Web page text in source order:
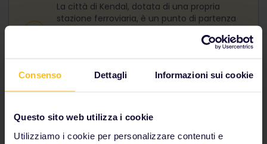
Consenso Dettagli Informazioni sui cookie
Questo sito web utilizza i cookie
Utilizziamo i cookie per personalizzare contenuti e
La città di Kendal, dotata di una propria
stazione ferroviaria, è un punto di partenza
Edimburgo, ScotRail offre collegamenti verso